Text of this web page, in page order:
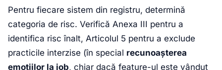
Pentru fiecare sistem din registru, determină
categoria de risc. Verifică Anexa III pentru a
identifica risc înalt, Articolul 5 pentru a exclude
practicile interzise (în special recunoașterea
emoțiilor la job, chiar dacă feature-ul este vândut